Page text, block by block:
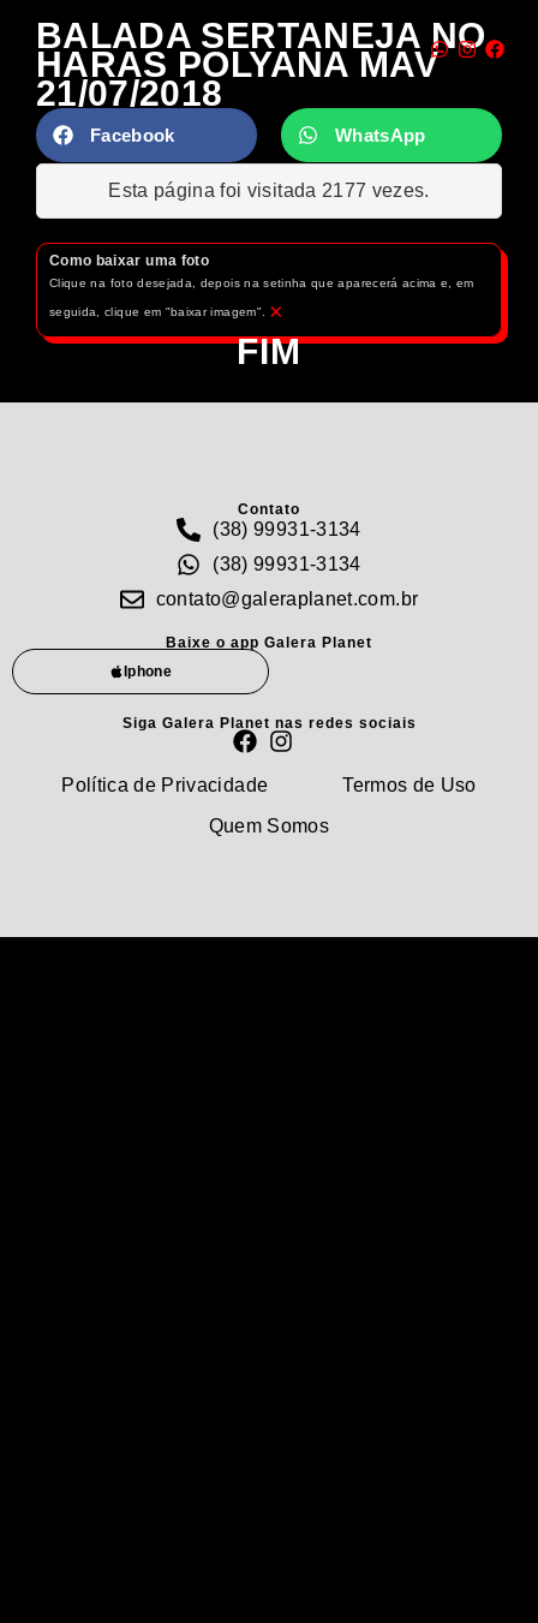
BALADA SERTANEJA NO
HARAS POLYANA MAV
21/07/2018
Facebook WhatsApp
Esta página foi visitada 2177 vezes.
Como baixar uma foto
Clique na foto desejada, depois na setinha que aparecerá acima e, em
seguida, clique em "baixar imagem". ×
FIM
Contato
(38) 99931-3134
(38) 99931-3134
contato@galeraplanet.com.br
Baixe o app Galera Planet
Iphone
Siga Galera Planet nas redes sociais
Política de Privacidade
Termos de Uso
Quem Somos